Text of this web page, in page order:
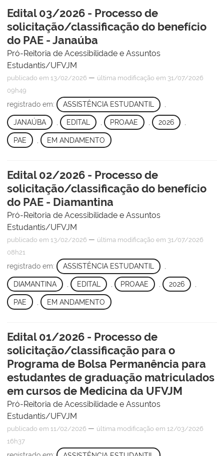
Edital 03/2026 - Processo de
solicitação/classificação do benefício
do PAE - Janaúba
Pró-Reitoria de Acessibilidade e Assuntos
Estudantis/UFVJM
publicado em 13/02/2026 — última modificação em 31/07/2026
09h49
registrado em: ASSISTÊNCIA ESTUDANTIL ,
JANAÚBA EDITAL PROAAE , 2026
PAE EM ANDAMENTO
Edital 02/2026 - Processo de
solicitação/classificação do benefício
do PAE - Diamantina
Pró-Reitoria de Acessibilidade e Assuntos
Estudantis/UFVJM
publicado em 13/02/2026 — última modificação em 31/07/2026
08h21
registrado em: ASSISTÊNCIA ESTUDANTIL ,
DIAMANTINA EDITAL PROAAE , 2026
PAE EM ANDAMENTO
Edital 01/2026 - Processo de
solicitação/classificação para o
Programa de Bolsa Permanência para
estudantes de graduação matriculados
em cursos de Medicina da UFVJM
Pró-Reitoria de Acessibilidade e Assuntos
Estudantis/UFVJM
publicado em 11/02/2026 — última modificação em 12/03/2026
16h37